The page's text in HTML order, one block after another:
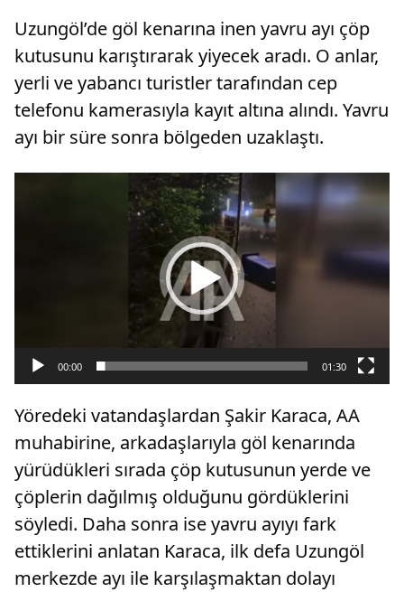
Uzungöl’de göl kenarına inen yavru ayı çöp
kutusunu karıştırarak yiyecek aradı. O anlar,
yerli ve yabancı turistler tarafından cep
telefonu kamerasıyla kayıt altına alındı. Yavru
ayı bir süre sonra bölgeden uzaklaştı.
00:00 01:30
Yöredeki vatandaşlardan Şakir Karaca, AA
muhabirine, arkadaşlarıyla göl kenarında
yürüdükleri sırada çöp kutusunun yerde ve
çöplerin dağılmış olduğunu gördüklerini
söyledi. Daha sonra ise yavru ayıyı fark
ettiklerini anlatan Karaca, ilk defa Uzungöl
merkezde ayı ile karşılaşmaktan dolayı